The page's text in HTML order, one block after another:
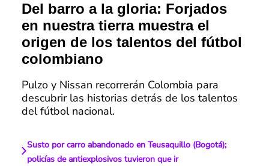
Del barro a la gloria: Forjados
en nuestra tierra muestra el
origen de los talentos del fútbol
colombiano
Pulzo y Nissan recorrerán Colombia para
descubrir las historias detrás de los talentos
del fútbol nacional.
Susto por carro abandonado en Teusaquillo (Bogotá);
policías de antiexplosivos tuvieron que ir